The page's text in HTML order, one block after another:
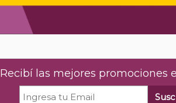
Recibí las mejores promociones